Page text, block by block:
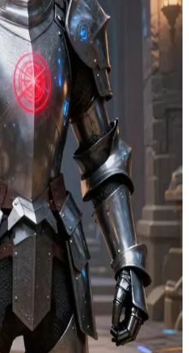
legata all'anima
abbandonato a Resembool,
rubato in grado di trasferire
del villaggio, l'unico a
che alimentano la sala
i sopravvissuti, ma la tua scelta
a raggiungere il nodo di
scegli il tunnel più breve, degli
passaggio; se scegli la via più
attende la tua decisione